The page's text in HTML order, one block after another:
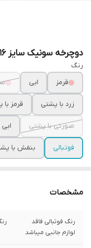
دوچرخه سونیک سایز ۱۶ پشتی جداگانه با گارانتی یکساله
رنگ
قرمز
ابی
زرد با پشتی قرمز
صورتی با پشتی
فوتبالی بنفش با
مشخصات
رنگ فوتبالی فاقد
لوازم جانبی میباشد